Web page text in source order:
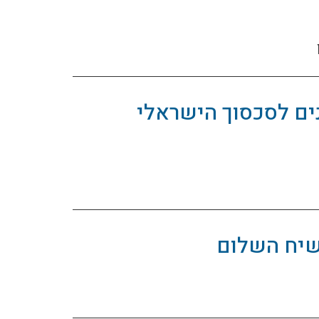
לסכסוך הישראלי
השלום